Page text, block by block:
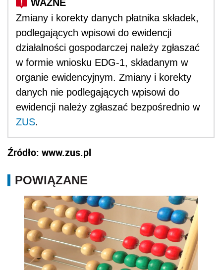
Zmiany i korekty danych płatnika składek,
podlegających wpisowi do ewidencji
działalności gospodarczej należy zgłaszać
w formie wniosku EDG-1, składanym w
organie ewidencyjnym. Zmiany i korekty
danych nie podlegających wpisowi do
ewidencji należy zgłaszać bezpośrednio w
ZUS.
Źródło: www.zus.pl
POWIĄZANE